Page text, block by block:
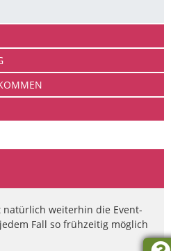
natürlich weiterhin die Event-
Fall so frühzeitig möglich